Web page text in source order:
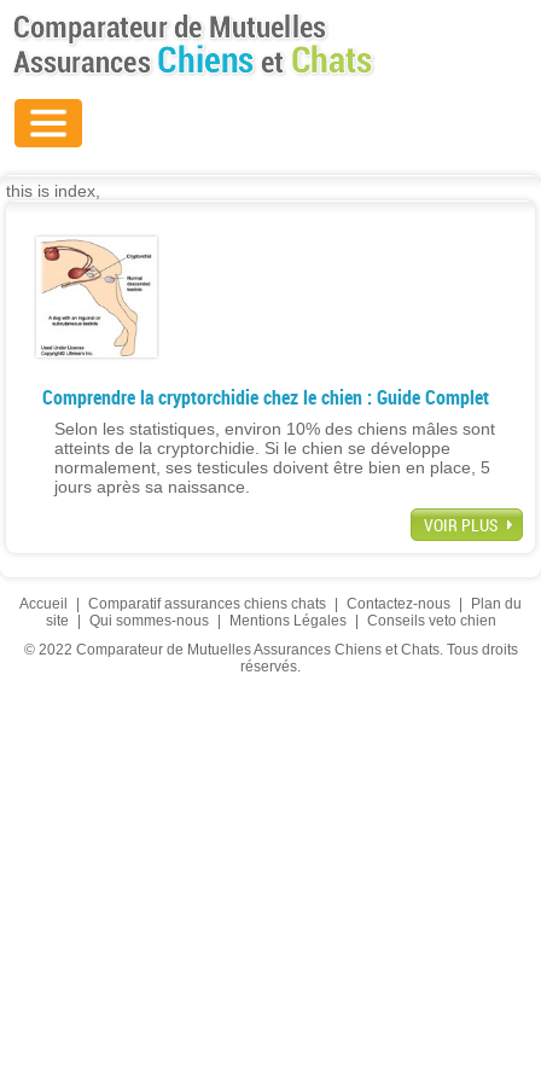
this is index,
Comprendre la cryptorchidie chez le chien : Guide Complet
Selon les statistiques, environ 10% des chiens mâles sont
atteints de la cryptorchidie. Si le chien se développe
normalement, ses testicules doivent être bien en place, 5
jours après sa naissance.
VOIR PLUS
Accueil Comparatif assurances chiens chats Contactez-nous
Plan du
site
Qui sommes-nous Mentions Légales
Conseils veto chien
© 2022 Comparateur de Mutuelles Assurances Chiens et Chats. Tous droits
réservés.